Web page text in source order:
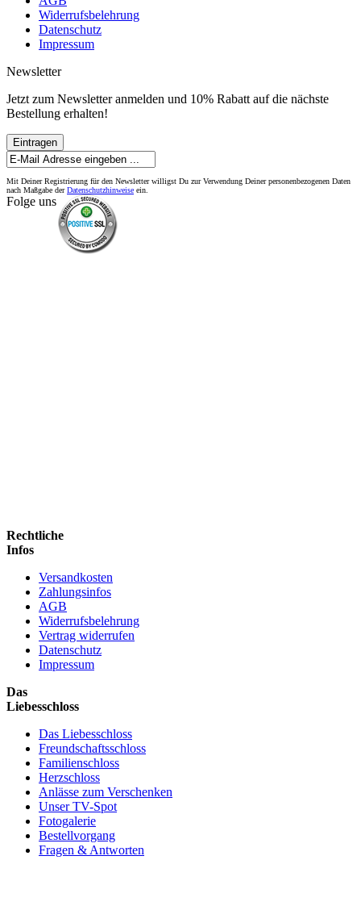
Widerrufsbelehrung
Datenschutz
Impressum
Newsletter
Jetzt zum Newsletter anmelden und 10% Rabatt auf die nächste
Bestellung erhalten!
Eintragen
Mit Deiner Registrierung für den Newsletter willigst Du zur Verwendung Deiner personenbezogenen Daten
nach Maßgabe derDatenschutzhinweise ein.
Folge uns
Rechtliche
Infos
Versandkosten
Zahlungsinfos
AGB
Widerrufsbelehrung
Vertrag widerrufen
Datenschutz
Impressum
Das
Liebesschloss
Das Liebesschloss
Freundschaftsschloss
Familienschloss
Herzschloss
Anlässe zum Verschenken
Unser TV-Spot
Fotogalerie
Bestellvorgang
Fragen & Antworten